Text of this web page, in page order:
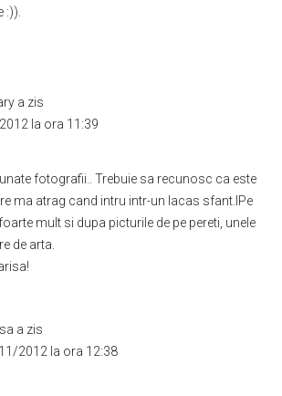
:)).
a zis
la ora 11:39
fotografii.. Trebuie sa recunosc ca este
ma atrag cand intru intr-un lacas sfant.lPe
mult si dupa picturile de pe pereti, unele
de arta.
a zis
2012 la ora 12:38